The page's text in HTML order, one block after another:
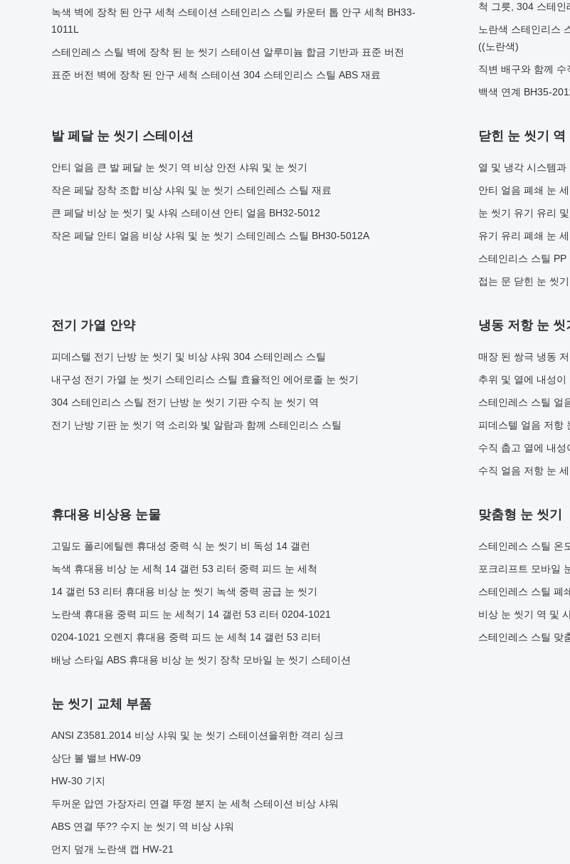
녹색 벽에 장착 된 안구 세척 스테이션 스테인리스 스틸 카운터 톱 안구 세척 BH33-
1011L
스테인레스 스틸 벽에 장착 된 눈 씻기 스테이션 알루미늄 합금 기반과 표준 버전
표준 버전 벽에 장착 된 안구 세척 스테이션 304 스테인리스 스틸 ABS 재료
척 그릇, 304 스테
노란색 스테인리스
((노란색)
직변 배구와 함께
백색 연계 BH35-
발 페달 눈 씻기 스테이션
안티 얼음 큰 발 페달 눈 씻기 역 비상 안전 샤워 및 눈 씻기
작은 페달 장착 조합 비상 샤워 및 눈 씻기 스테인레스 스틸 재료
큰 페달 비상 눈 씻기 및 샤워 스테이션 안티 얼음 BH32-5012
작은 페달 안티 얼음 비상 샤워 및 눈 씻기 스테인레스 스틸 BH30-5012A
닫힌 눈 씻기 역
열 및 냉각 시스템
안티 얼음 폐쇄 눈
눈 씻기 유기 유리
유기 유리 폐쇄 눈
스테인리스 스틸
접는 문 닫힌 눈 씻
전기 가열 안약
피데스텔 전기 난방 눈 씻기 및 비상 샤워 304 스테인레스 스틸
내구성 전기 가열 눈 씻기 스테인리스 스틸 효율적인 에어로졸 눈 씻기
304 스테인리스 스틸 전기 난방 눈 씻기 기판 수직 눈 씻기 역
전기 난방 기판 눈 씻기 역 소리와 빛 알람과 함께 스테인리스 스틸
냉동 저항 눈 씻
매장 된 쌍극 냉동
추위 및 열에 내성
스테인레스 스틸 얼
피데스텔 얼음 저항
수직 춥고 열에 내
수직 얼음 저항 눈
휴대용 비상용 눈물
고밀도 폴리에틸렌 휴대성 중력 식 눈 씻기 비 독성 14 갤런
녹색 휴대용 비상 눈 세척 14 갤런 53 리터 중력 피드 눈 세척
14 갤런 53 리터 휴대용 비상 눈 씻기 녹색 중력 공급 눈 씻기
노란색 휴대용 중력 피드 눈 세척기 14 갤런 53 리터 0204-1021
0204-1021 오렌지 휴대용 중력 피드 눈 세척 14 갤런 53 리터
배낭 스타일 ABS 휴대용 비상 눈 씻기 장착 모바일 눈 씻기 스테이션
맞춤형 눈 씻기
스테인레스 스틸 온
포크리프트 모바일
스테인레스 스틸 폐
비상 눈 씻기 역 및
스테인레스 스틸 맞
눈 씻기 교체 부품
ANSI Z3581.2014 비상 샤워 및 눈 씻기 스테이션을위한 격리 싱크
상단 볼 밸브 HW-09
HW-30 기지
두꺼운 압연 가장자리 연결 뚜껑 분지 눈 세척 스테이션 비상 샤워
ABS 연결 뚜?? 수지 눈 씻기 역 비상 샤워
먼지 덮개 노란색 캡 HW-21